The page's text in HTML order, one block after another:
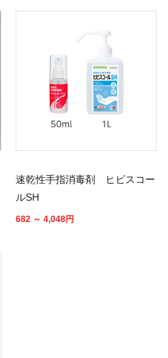
速乾性手指消毒剤 ヒビスコー
ルSH
682 ～ 4,048円